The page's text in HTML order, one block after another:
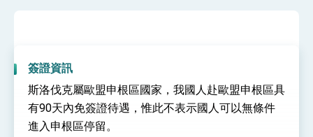
總統接受「法新社」（AFP）專訪內容
外交部長林佳龍於《外交事務》撰文指出：自由
世界 需要台灣，團結合作方能守護繁榮
簽證資訊
斯洛伐克屬歐盟申根區國家，我國人赴歐盟申根區具
有90天內免簽證待遇，惟此不表示國人可以無條件
進入申根區停留。